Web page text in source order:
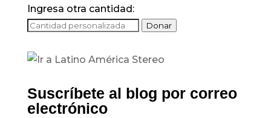
Ingresa otra cantidad:
Donar
Suscríbete al blog por correo
electrónico